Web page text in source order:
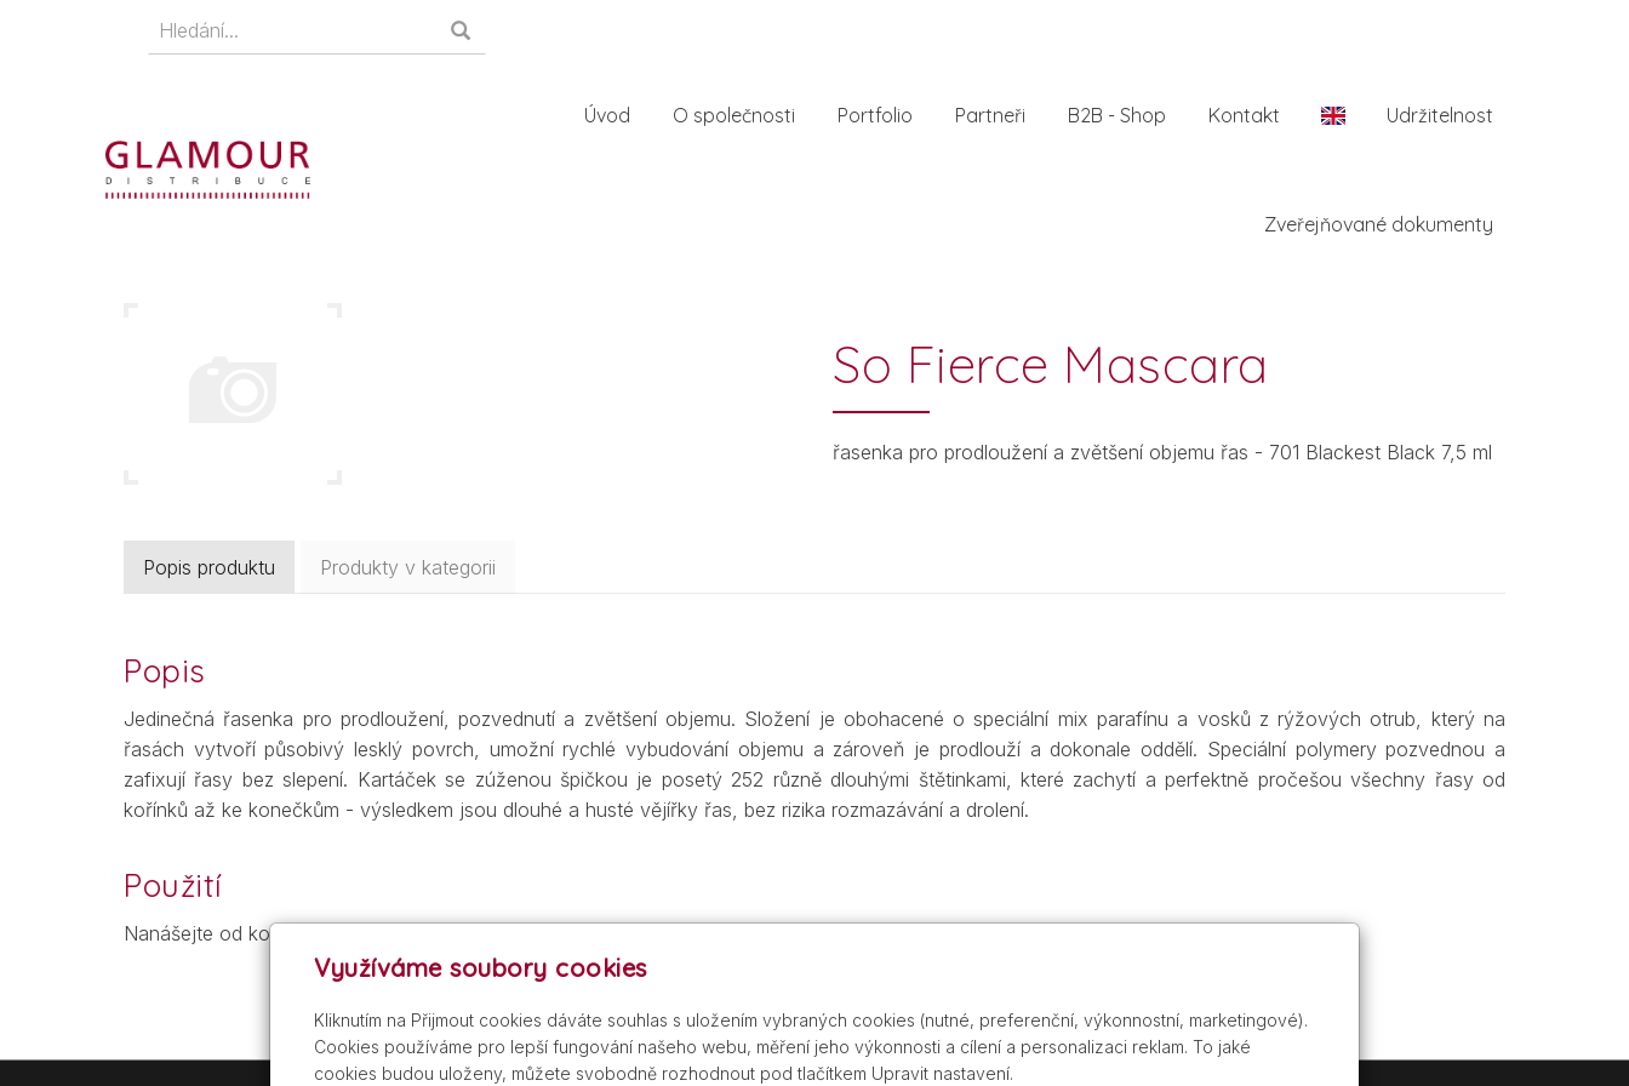
Úvod O společnosti Portfolio Partneři B2B - Shop Kontakt En Udržitelnost
Zveřejňované dokumenty
So Fierce Mascara
řasenka pro prodloužení a zvětšení objemu řas - 701 Blackest Black 7,5 ml
Popis produktu Produkty v kategorii
Popis
Jedinečná řasenka pro prodloužení, pozvednutí a zvětšení objemu. Složení je obohacené o speciální mix parafínu a vosků z rýžových otrub, který na
řasách vytvoří působivý lesklý povrch, umožní rychlé vybudování objemu a zároveň je prodlouží a dokonale oddělí. Speciální polymery pozvednou a
zafixují řasy bez slepení. Kartáček se zúženou špičkou je posetý 252 různě dlouhými štětinkami, které zachytí a perfektně pročešou všechny řasy od
kořínků až ke konečkům - výsledkem jsou dlouhé a husté vějířky řas, bez rizika rozmazávání a drolení.
Použití
Nanášejte od kořínků ke konečkům lehkými cik-cak pohyby. Pro výraznější efekt nanášejte ve více vrstvách.
Využíváme soubory cookies
Kliknutím na Přijmout cookies dáváte souhlas s uložením vybraných cookies (nutné, preferenční, výkonnostní, marketingové).
Cookies používáme pro lepší fungování našeho webu, měření jeho výkonnosti a cílení a personalizaci reklam. To jaké
cookies budou uloženy, můžete svobodně rozhodnout pod tlačítkem Upravit nastavení.